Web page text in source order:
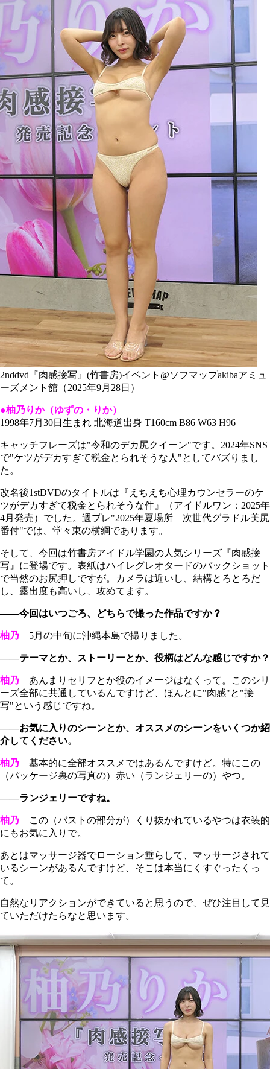
2nddvd『肉感接写』(竹書房)イベント@ソフマップakibaアミュ
ーズメント館（2025年9月28日）
●柚乃りか（ゆずの・りか）
1998年7月30日生まれ 北海道出身 T160cm B86 W63 H96
キャッチフレーズは"令和のデカ尻クイーン"です。2024年SNS
で"ケツがデカすぎて税金とられそうな人"としてバズりまし
た。
改名後1stDVDのタイトルは『えちえち心理カウンセラーのケ
ツがデカすぎて税金とられそうな件』（アイドルワン：2025年
4月発売）でした。週プレ"2025年夏場所 次世代グラドル美尻
番付"では、堂々東の横綱であります。
そして、今回は竹書房アイドル学園の人気シリーズ『肉感接
写』に登場です。表紙はハイレグレオタードのバックショット
で当然のお尻押しですが。カメラは近いし、結構とろとろだ
し、露出度も高いし、攻めてます。
――今回はいつごろ、どちらで撮った作品ですか？
柚乃 5月の中旬に沖縄本島で撮りました。
――テーマとか、ストーリーとか、役柄はどんな感じですか？
柚乃 あんまりセリフとか役のイメージはなくって。このシリ
ーズ全部に共通しているんですけど、ほんとに"肉感"と"接
写"という感じですね。
――お気に入りのシーンとか、オススメのシーンをいくつか紹
介してください。
柚乃 基本的に全部オススメではあるんですけど。特にこの
（パッケージ裏の写真の）赤い（ランジェリーの）やつ。
――ランジェリーですね。
柚乃 この（バストの部分が）くり抜かれているやつは衣装的
にもお気に入りで。
あとはマッサージ器でローション垂らして、マッサージされて
いるシーンがあるんですけど、そこは本当にくすぐったくっ
て。
自然なリアクションができていると思うので、ぜひ注目して見
ていただけたらなと思います。